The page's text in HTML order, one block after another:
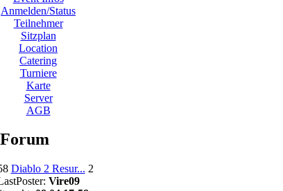
Anmelden/Status
Teilnehmer
Sitzplan
Location
Catering
Turniere
Karte
Server
AGB
Forum
Diablo 2 Resur... 2
Vire09